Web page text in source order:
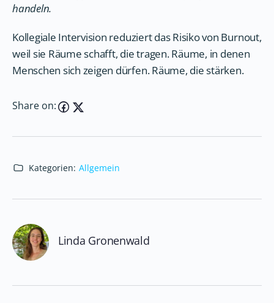
handeln.
Kollegiale Intervision reduziert das Risiko von Burnout,
weil sie Räume schafft, die tragen. Räume, in denen
Menschen sich zeigen dürfen. Räume, die stärken.
Share on:
Kategorien: Allgemein
Linda Gronenwald